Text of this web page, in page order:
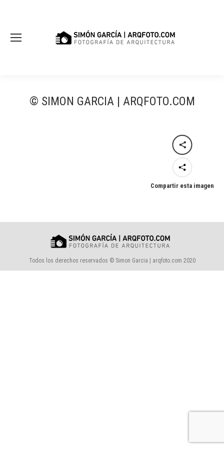
© SIMON GARCIA | ARQFOTO.COM
Compartir esta imagen
Todos los derechos reservados © Simon Garcia | arqfoto.com 2020